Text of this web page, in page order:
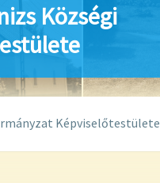
Községi
Képviselőtestülete